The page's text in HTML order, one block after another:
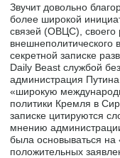
Звучит довольно
более широкой
связей (ОВЦС), своего
внешнеполитического
секретной записке
Daily Beast службой
администрация
«широкую
политики Кремля в
записке цитируются
мнению
была основываться
положительных